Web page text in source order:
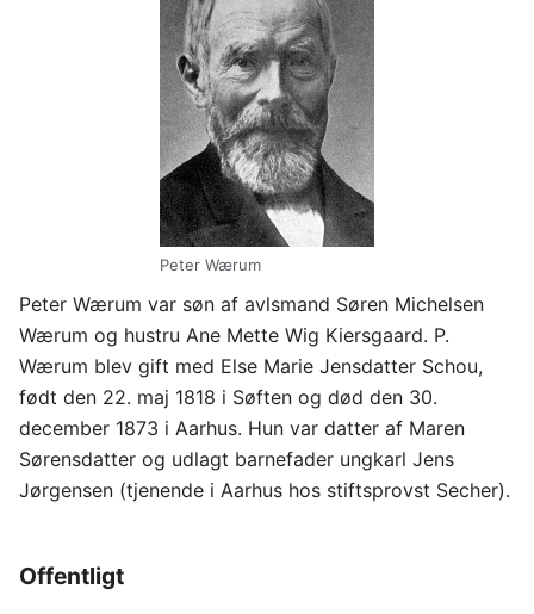
Peter Wærum
Peter Wærum var søn af avlsmand Søren Michelsen
Wærum og hustru Ane Mette Wig Kiersgaard. P.
Wærum blev gift med Else Marie Jensdatter Schou,
født den 22. maj 1818 i Søften og død den 30.
december 1873 i Aarhus. Hun var datter af Maren
Sørensdatter og udlagt barnefader ungkarl Jens
Jørgensen (tjenende i Aarhus hos stiftsprovst Secher).
Offentligt